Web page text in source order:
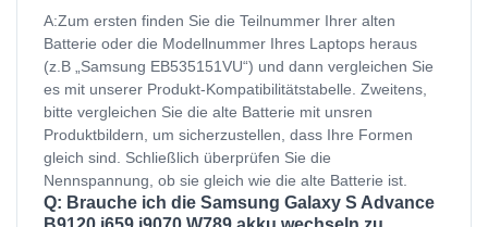
A:Zum ersten finden Sie die Teilnummer Ihrer alten
Batterie oder die Modellnummer Ihres Laptops heraus
(z.B „Samsung EB535151VU“) und dann vergleichen Sie
es mit unserer Produkt-Kompatibilitätstabelle. Zweitens,
bitte vergleichen Sie die alte Batterie mit unsren
Produktbildern, um sicherzustellen, dass Ihre Formen
gleich sind. Schließlich überprüfen Sie die
Nennspannung, ob sie gleich wie die alte Batterie ist.
Q: Brauche ich die Samsung Galaxy S Advance